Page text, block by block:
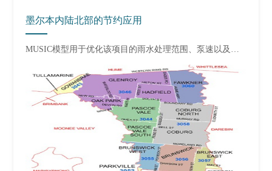
墨尔本内陆北部的节约应用
MUSIC模型用于优化该项目的雨水处理范围、泵速以及存储容量。